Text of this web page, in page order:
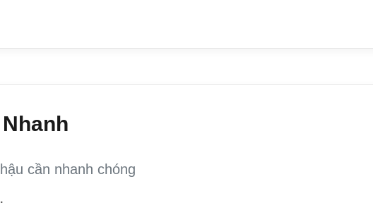
cần nhanh chóng